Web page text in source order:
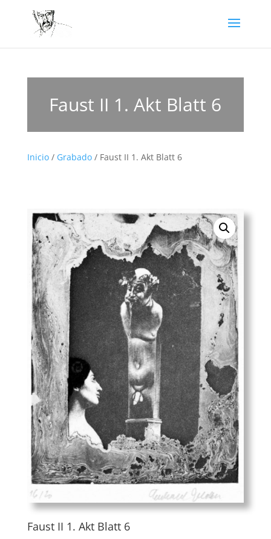
Faust II 1. Akt Blatt 6
Inicio/ Grabado/ Faust II 1. Akt Blatt 6
Faust II 1. Akt Blatt 6